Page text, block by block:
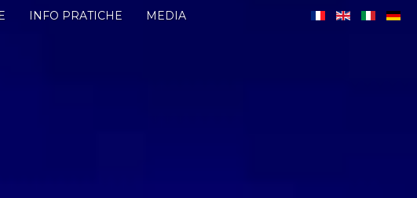
INFO PRATICHE MEDIA